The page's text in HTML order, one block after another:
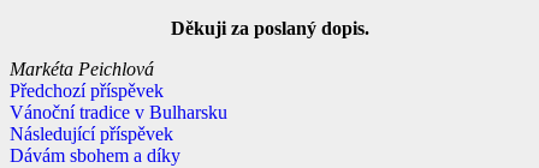
Děkuji za poslaný dopis.
Markéta Peichlová
Předchozí příspěvek
Vánoční tradice v Bulharsku
Následující příspěvek
Dávám sbohem a díky